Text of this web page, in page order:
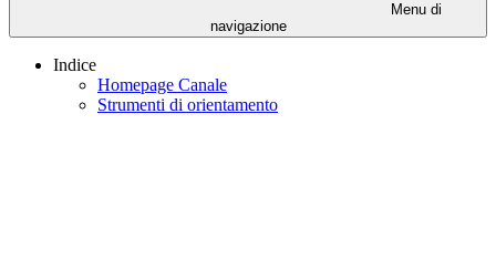
Menu di
navigazione
Indice
Homepage Canale
Strumenti di orientamento